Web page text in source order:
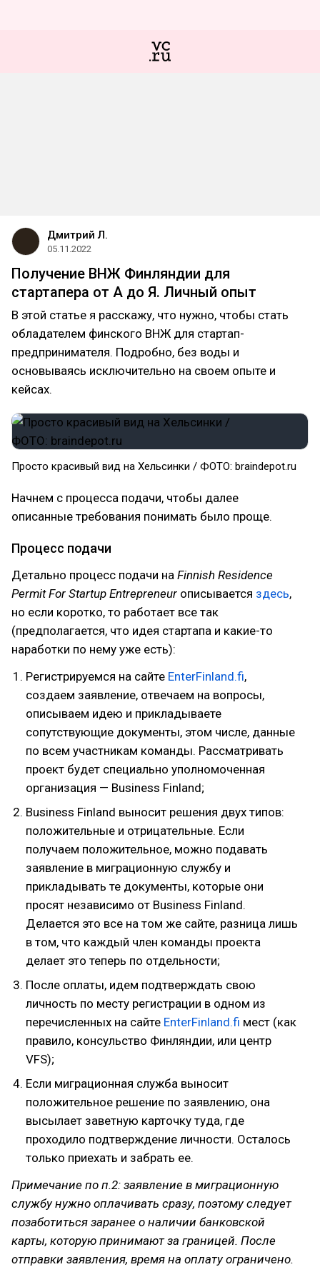
Дмитрий Л.
05.11.2022
Получение ВНЖ Финляндии для
стартапера от А до Я. Личный опыт
В этой статье я расскажу, что нужно, чтобы стать
обладателем финского ВНЖ для стартап-
предпринимателя. Подробно, без воды и
основываясь исключительно на своем опыте и
кейсах.
Просто красивый вид на Хельсинки / ФОТО: braindepot.ru
Начнем с процесса подачи, чтобы далее
описанные требования понимать было проще.
Процесс подачи
Детально процесс подачи на Finnish Residence
Permit For Startup Entrepreneur описывается здесь,
но если коротко, то работает все так
(предполагается, что идея стартапа и какие-то
наработки по нему уже есть):
Регистрируемся на сайте EnterFinland.fi,
создаем заявление, отвечаем на вопросы,
описываем идею и прикладываете
сопутствующие документы, этом числе, данные
по всем участникам команды. Рассматривать
проект будет специально уполномоченная
организация — Business Finland;
Business Finland выносит решения двух типов:
положительные и отрицательные. Если
получаем положительное, можно подавать
заявление в миграционную службу и
прикладывать те документы, которые они
просят независимо от Business Finland.
Делается это все на том же сайте, разница лишь
в том, что каждый член команды проекта
делает это теперь по отдельности;
После оплаты, идем подтверждать свою
личность по месту регистрации в одном из
перечисленных на сайте EnterFinland.fi мест (как
правило, консульство Финляндии, или центр
VFS);
Если миграционная служба выносит
положительное решение по заявлению, она
высылает заветную карточку туда, где
проходило подтверждение личности. Осталось
только приехать и забрать ее.
Примечание по п.2: заявление в миграционную
службу нужно оплачивать сразу, поэтому следует
позаботиться заранее о наличии банковской
карты, которую принимают за границей. После
отправки заявления, время на оплату ограничено.